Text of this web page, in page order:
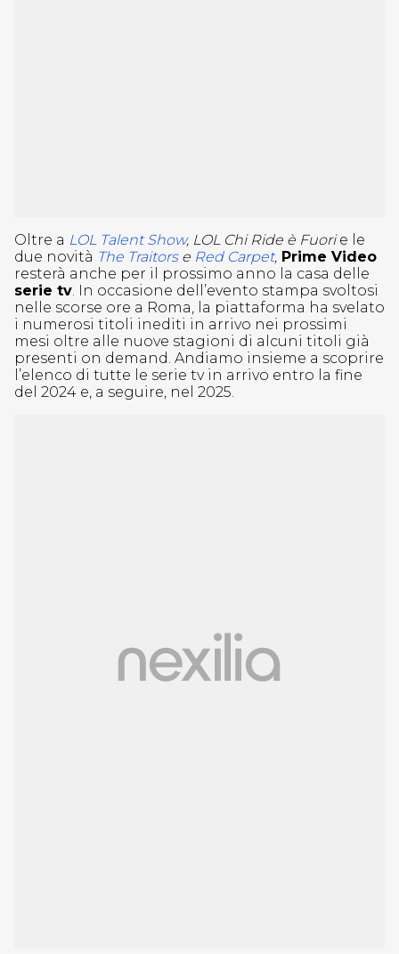
Oltre a LOL Talent Show, LOL Chi Ride è Fuorie le
due novità The Traitorse Red Carpet, Prime Video
resterà anche per il prossimo anno la casa delle
serie tv. In occasione dell’evento stampa svoltosi
nelle scorse ore a Roma, la piattaforma ha svelato
i numerosi titoli inediti in arrivo nei prossimi
mesi oltre alle nuove stagioni di alcuni titoli già
presenti on demand. Andiamo insieme a scoprire
l’elenco di tutte le serie tv in arrivo entro la fine
del 2024 e, a seguire, nel 2025.